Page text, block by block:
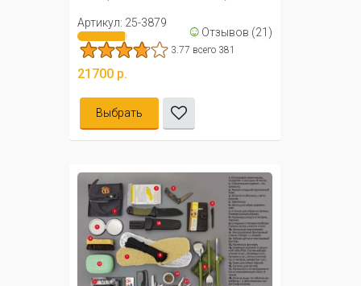
Артикул: 25-3879 ☺ Отзывов (21)
3.77 всего 381
21700 р.
Выбрать